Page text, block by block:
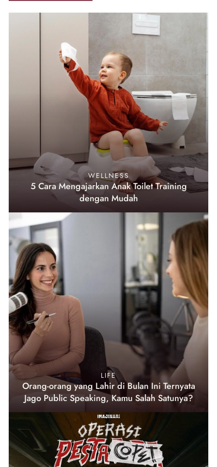
WELLNESS
5 Cara Mengajarkan Anak Toilet Training
dengan Mudah
LIFE
Orang-orang yang Lahir di Bulan Ini Ternyata
Jago Public Speaking, Kamu Salah Satunya?